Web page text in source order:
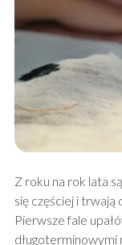
Z roku na rok lata
się częściej i trwają
Pierwsze fale
długoterminowymi